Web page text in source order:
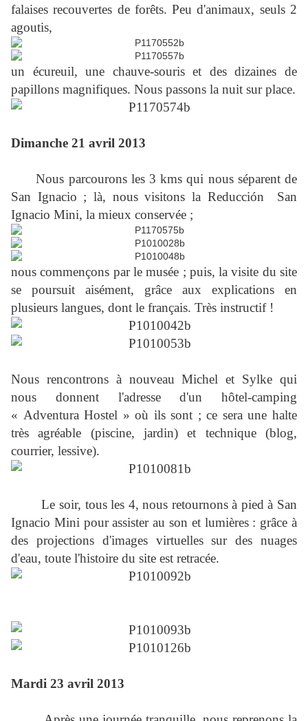
falaises recouvertes de forêts. Peu d'animaux, seuls 2
agoutis,
un écureuil, une chauve-souris et des dizaines de
papillons magnifiques. Nous passons la nuit sur place.
Dimanche 21 avril 2013
Nous parcourons les 3 kms qui nous séparent de
San Ignacio ; là, nous visitons la Reducción San
Ignacio Mini, la mieux conservée ;
nous commençons par le musée ; puis, la visite du site
se poursuit aisément, grâce aux explications en
plusieurs langues, dont le français. Très instructif !
Nous rencontrons à nouveau Michel et Sylke qui
nous donnent l'adresse d'un hôtel-camping
« Adventura Hostel » où ils sont ; ce sera une halte
très agréable (piscine, jardin) et technique (blog,
courrier, lessive).
Le soir, tous les 4, nous retournons à pied à San
Ignacio Mini pour assister au son et lumières : grâce à
des projections d'images virtuelles sur des nuages
d'eau, toute l'histoire du site est retracée.
Mardi 23 avril 2013